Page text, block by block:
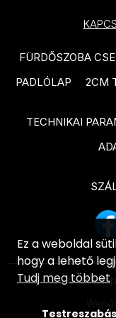
PARADYZ
PARADYZ Fiori
PARADYZ
PARADYZ
PARADYZ
PARADYZ
PARADYZ
PARADYZ Pure
PARADYZ Hope
PARADYZ Effect
termékcsalád
termékcsalád
TUBADZIN Grey
TUBADZIN
ARTÉ Luno
ARTÉ Shellstone
termékcsalád
ARTÉ Nakano
FÜRDŐSZOBA
PADLÓLAP
2CM
TECHNIKAI
©
Ez a weboldal
hogy a lehető
Tudj meg többet
Testreszabás